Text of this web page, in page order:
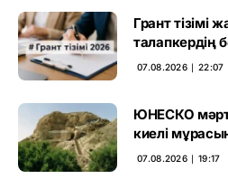
Грант тізімі
талапкердің
өтті
07.08.2026 ∣ 22:07
ЮНЕСКО
киелі
кезеңі
07.08.2026 ∣ 19:17